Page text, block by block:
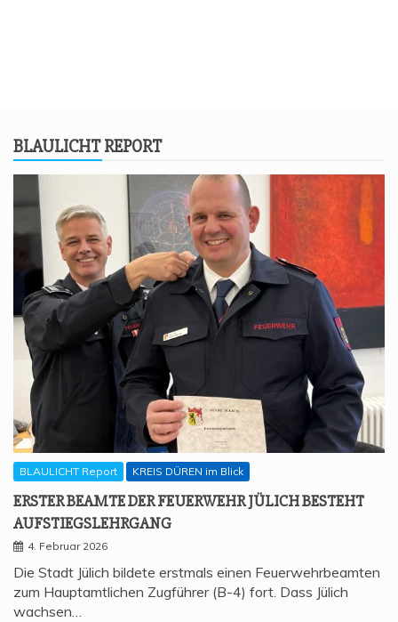
BLAU­LICHT REPORT
BLAULICHT Report KREIS DÜREN im Blick
ERS­TER BEAM­TE DER FEU­ER­WEHR JÜLICH BESTEHT
AUFSTIEGSLEHRGANG
4. Februar 2026
Die Stadt Jülich bildete erstmals einen Feuerwehrbeamten
zum Hauptamtlichen Zugführer (B-4) fort. Dass Jülich
wachsen…